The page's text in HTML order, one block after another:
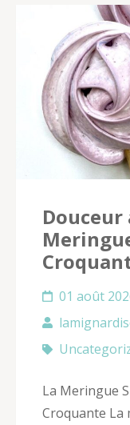
Douceur
01 août
La Meringue
Croquante La